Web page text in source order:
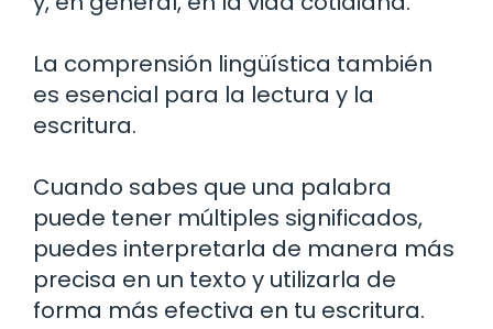
La comprensión lingüística también
es esencial para la lectura y la
escritura.
Cuando sabes que una palabra
puede tener múltiples significados,
puedes interpretarla de manera más
precisa en un texto y utilizarla de
forma más efectiva en tu escritura.